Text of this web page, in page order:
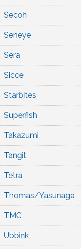
Secoh
Seneye
Sera
Sicce
Starbites
Superfish
Takazumi
Tangit
Tetra
Thomas/Yasunaga
TMC
Ubbink